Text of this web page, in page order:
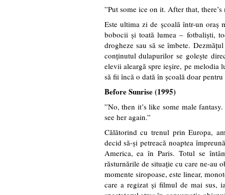
”Put some ice on it. After that,
Este ultima zi de școală într-un oraș
bobocii și toată lumea – fotbaliști,
drogheze sau să se îmbete.
conținutul dulapurilor se golește
elevii aleargă spre ieșire, pe melodia
să fii încă o dată în școală doar
Before Sunrise (1995)
”No, then it’s like some male
see her again.”
Călătorind cu trenul prin Europa,
decid să-și petreacă noaptea
America, ea în Paris. Totul se
răsturnările de situație cu care ne-au
momente siropoase, este linear,
care a regizat și filmul de mai sus,